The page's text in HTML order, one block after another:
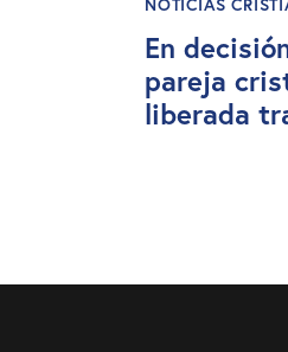
En
pareja
liberada